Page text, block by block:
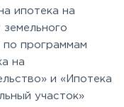
ипотека на
земельного
по программам
на
и «Ипотека
участок»